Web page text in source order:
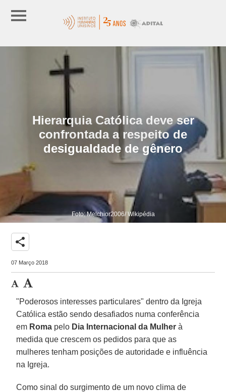
Hierarquia Católica deve ser
confrontada a respeito de
desigualdade de gênero
Foto: Melchior2006/ Wikipédia
share
07 Março 2018
"Poderosos interesses particulares" dentro da Igreja
Católica estão sendo desafiados numa conferência
em Roma pelo Dia Internacional da Mulher à
medida que crescem os pedidos para que as
mulheres tenham posições de autoridade e influência
na Igreja.
Como sinal do surgimento de um novo clima de